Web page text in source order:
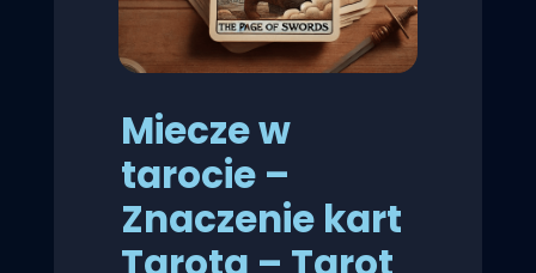
Miecze w
tarocie –
Znaczenie kart